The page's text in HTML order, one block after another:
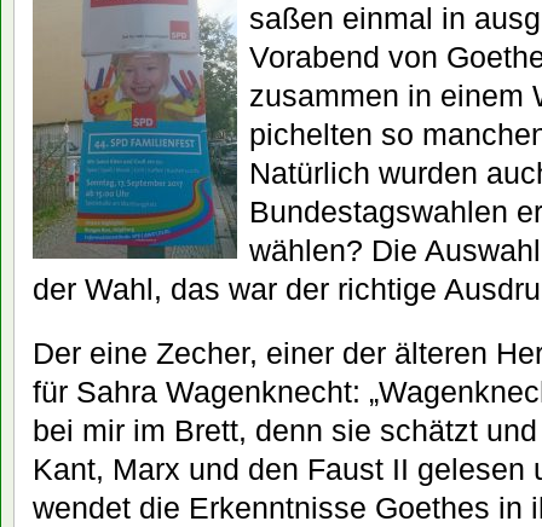
saßen einmal in
Vorabend von
zusammen in einem
pichelten so
Natürlich wurden
Bundestagswahlen
wählen? Die
der Wahl, das war der richtige
Der eine Zecher, einer der älteren
für Sahra Wagenknecht:
bei mir im Brett, denn sie schätzt
Kant, Marx und den Faust II gelesen
wendet die Erkenntnisse Goethes in